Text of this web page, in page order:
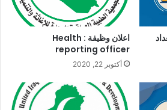
اعلان وظيفة : Health
reporting officer
أكتوبر 22, 2020